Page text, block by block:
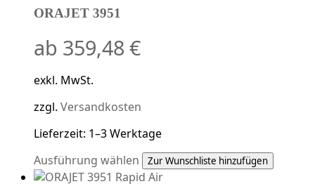
ORAJET 3951
ab 359,48 €
exkl. MwSt.
zzgl. Versandkosten
Lieferzeit: 1–3 Werktage
Ausführung wählen Dieses
Produkt
Zur Wunschliste hinzufügen